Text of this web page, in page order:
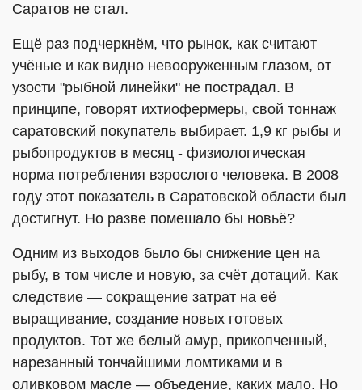
Саратов не стал.
Ещё раз подчеркнём, что рынок, как считают
учёные и как видно невооруженным глазом, от
узости "рыбной линейки" не пострадал. В
принципе, говорят ихтиофермеры, свой тоннаж
саратовский покупатель выбирает. 1,9 кг рыбы и
рыбопродуктов в месяц - физиологическая
норма потребления взрослого человека. В 2008
году этот показатель в Саратовской области был
достигнут. Но разве помешало бы новьё?
Одним из выходов было бы снижение цен на
рыбу, в том числе и новую, за счёт дотаций. Как
следствие — сокращение затрат на её
выращивание, создание новых готовых
продуктов. Тот же белый амур, прикопченный,
нарезанный тончайшими ломтиками и в
оливковом масле — объедение, каких мало. Но